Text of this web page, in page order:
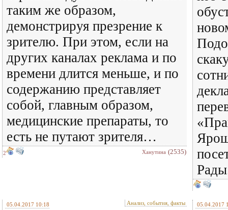
таким же образом,
демонстрируя презрение к
зрителю. При этом, если на
других каналах реклама и по
времени длится меньше, и по
содержанию представляет
собой, главным образом,
медицинские препараты, то
есть не путают зрителя…
2 Ханутина (2535)
05.04.2017 10:18 Анализ, события, факты 05.04.2017